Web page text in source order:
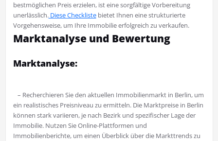
bestmöglichen Preis erzielen, ist eine sorgfältige Vorbereitung
unerlässlich.Diese Checklistebietet Ihnen eine strukturierte
Vorgehensweise, um Ihre Immobilie erfolgreich zu verkaufen.
Marktanalyse und Bewertung
Marktanalyse:
– Recherchieren Sie den aktuellen Immobilienmarkt in Berlin, um
ein realistisches Preisniveau zu ermitteln. Die Marktpreise in Berlin
können stark variieren, je nach Bezirk und spezifischer Lage der
Immobilie. Nutzen Sie Online-Plattformen und
Immobilienberichte, um einen Überblick über die Markttrends zu